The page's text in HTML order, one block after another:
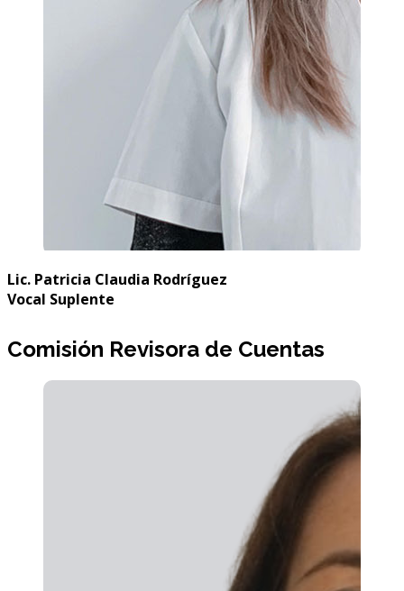
Lic. Patricia Claudia Rodríguez
Vocal Suplente
Comisión Revisora de Cuentas